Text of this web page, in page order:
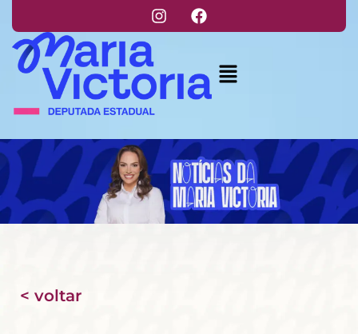
< voltar